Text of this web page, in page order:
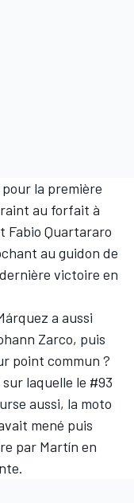
la première
au forfait à
Fabio Quartararo
au guidon de
victoire en
a aussi
Zarco, puis
point commun ?
laquelle le #93
aussi, la moto
mené puis
par Martín en